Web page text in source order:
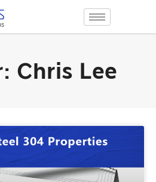
Chris Lee